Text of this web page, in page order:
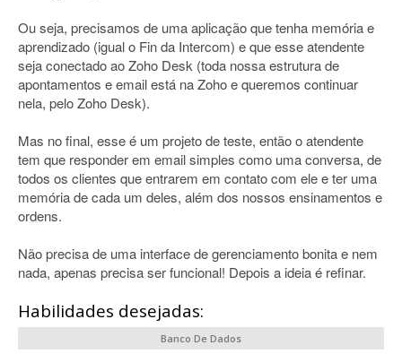
Ou seja, precisamos de uma aplicação que tenha memória e
aprendizado (igual o Fin da Intercom) e que esse atendente
seja conectado ao Zoho Desk (toda nossa estrutura de
apontamentos e email está na Zoho e queremos continuar
nela, pelo Zoho Desk).
Mas no final, esse é um projeto de teste, então o atendente
tem que responder em email simples como uma conversa, de
todos os clientes que entrarem em contato com ele e ter uma
memória de cada um deles, além dos nossos ensinamentos e
ordens.
Não precisa de uma interface de gerenciamento bonita e nem
nada, apenas precisa ser funcional! Depois a ideia é refinar.
Habilidades desejadas:
Banco De Dados